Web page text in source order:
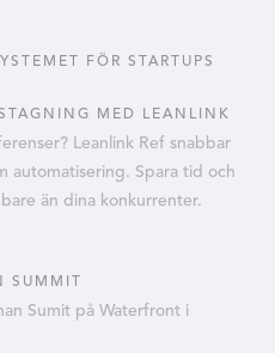
FÖR STARTUPS
MED LEANLINK
Leanlink Ref snabbar
automatisering. Spara tid och
än dina konkurrenter.
SUMMIT
Sumit på Waterfront i